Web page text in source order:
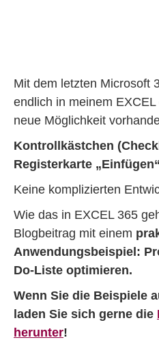
Mit dem letzten Microsoft
endlich in meinem
neue Möglichkeit
Kontrollkästchen
Registerkarte
Keine komplizierten
Wie das in EXCEL 365
Blogbeitrag mit einem
Anwendungsbeispiel:
Do-Liste optimieren.
Wenn Sie die Beispiele
laden Sie sich gerne die
herunter!